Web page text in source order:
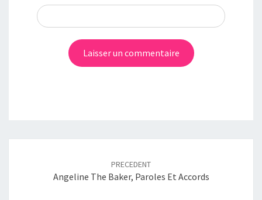
PRECEDENT
Angeline The Baker, Paroles Et Accords